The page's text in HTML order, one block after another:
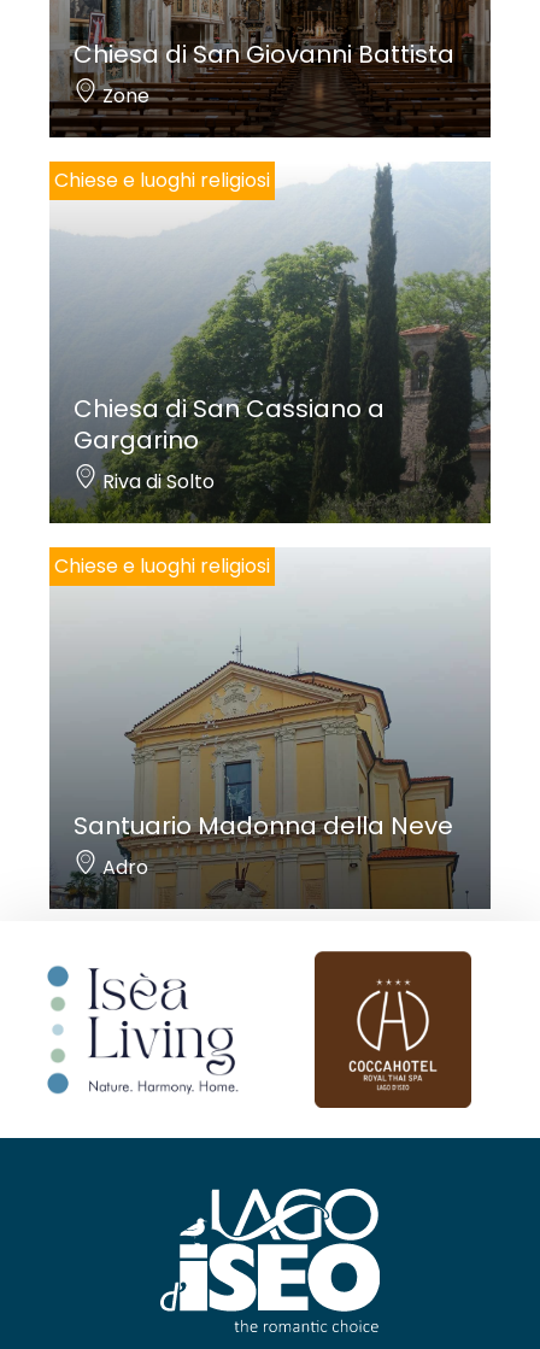
Chiesa di San Giovanni Battista
Zone
Chiese e luoghi religiosi
Chiesa di San Cassiano a
Gargarino
Riva di Solto
Chiese e luoghi religiosi
Santuario Madonna della Neve
Adro